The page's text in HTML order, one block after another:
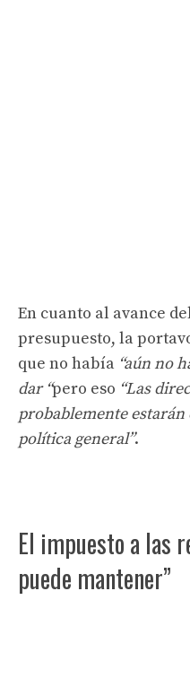
En cuanto al avance
presupuesto, la
que no había “aún no
dar “pero eso “Las
probablemente
política general”.
El impuesto a las
puede mantener”